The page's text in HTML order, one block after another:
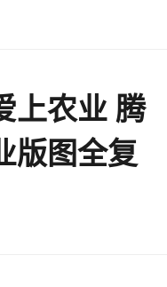
上农业 腾
版图全复